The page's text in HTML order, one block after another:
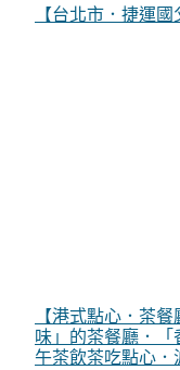
關於
【台北市．捷運國
【港式點心．茶
味」的茶餐廳．
午茶飲茶吃點心．